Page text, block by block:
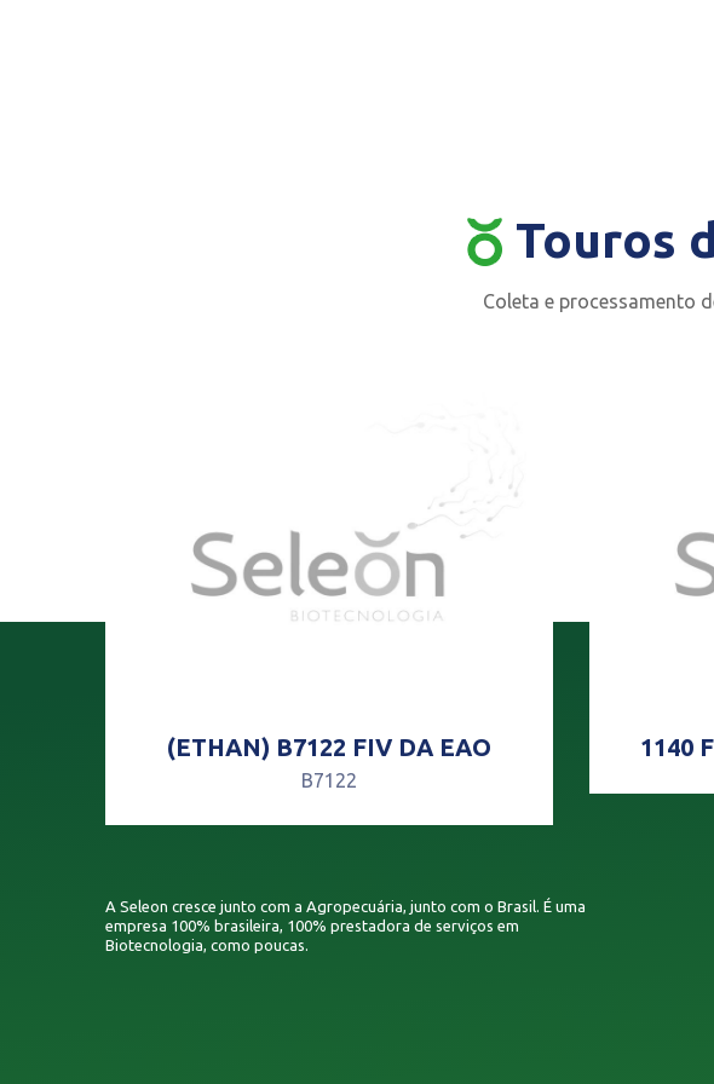
Touros
Coleta e processamento
(ETHAN) B7122 FIV DA EAO
B7122
1140
A Seleon cresce junto com a Agropecuária, junto com o Brasil. É uma
empresa 100% brasileira, 100% prestadora de serviços em
Biotecnologia, como poucas.